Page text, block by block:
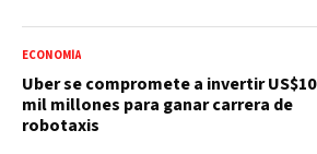
ECONOMÍA
Uber se compromete a invertir US$10
mil millones para ganar carrera de
robotaxis